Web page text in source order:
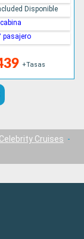
+Tasas
Disponible
pasajero
Celebrity Cruises